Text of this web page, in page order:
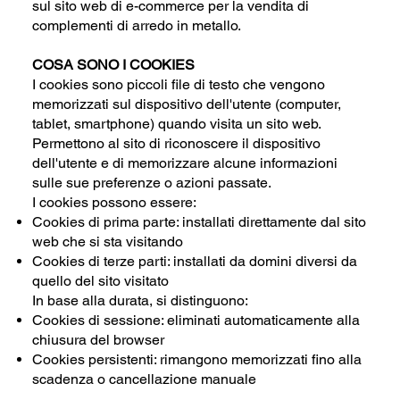
sul sito web di e-commerce per la vendita di
complementi di arredo in metallo.
COSA SONO I COOKIES
I cookies sono piccoli file di testo che vengono
memorizzati sul dispositivo dell'utente (computer,
tablet, smartphone) quando visita un sito web.
Permettono al sito di riconoscere il dispositivo
dell'utente e di memorizzare alcune informazioni
sulle sue preferenze o azioni passate.
I cookies possono essere:
Cookies di prima parte: installati direttamente dal sito
web che si sta visitando
Cookies di terze parti: installati da domini diversi da
quello del sito visitato
In base alla durata, si distinguono:
Cookies di sessione: eliminati automaticamente alla
chiusura del browser
Cookies persistenti: rimangono memorizzati fino alla
scadenza o cancellazione manuale